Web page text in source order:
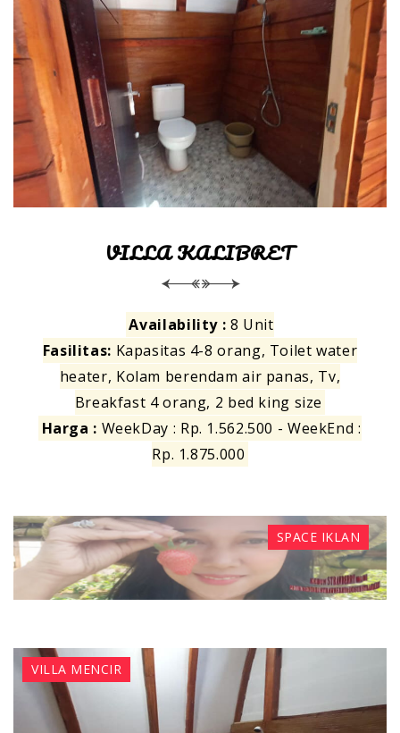
VILLA KALIBRET
Availability : 8 Unit
Fasilitas: Kapasitas 4-8 orang, Toilet water
heater, Kolam berendam air panas, Tv,
Breakfast 4 orang, 2 bed king size
Harga : WeekDay : Rp. 1.562.500 - WeekEnd :
Rp. 1.875.000
SPACE IKLAN
VILLA MENCIR